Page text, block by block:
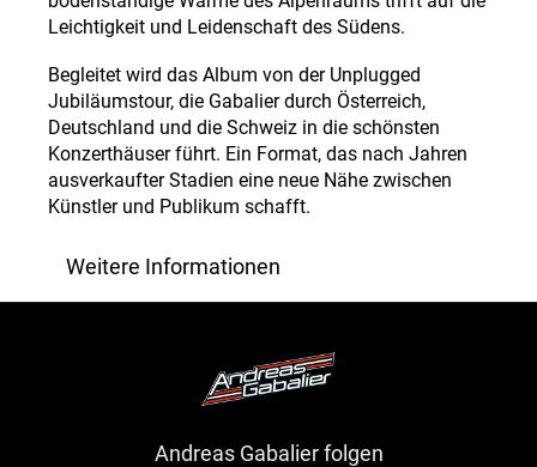
Leichtigkeit und Leidenschaft des Südens.
Begleitet wird das Album von der Unplugged
Jubiläumstour, die Gabalier durch Österreich,
Deutschland und die Schweiz in die schönsten
Konzerthäuser führt. Ein Format, das nach Jahren
ausverkaufter Stadien eine neue Nähe zwischen
Künstler und Publikum schafft.
Weitere Informationen
Andreas Gabalier folgen